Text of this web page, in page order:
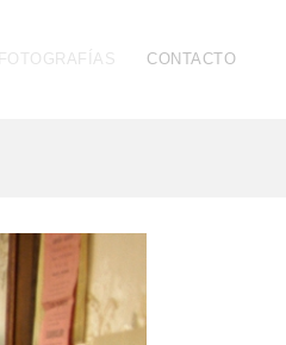
FOTOGRAFÍAS CONTACTO